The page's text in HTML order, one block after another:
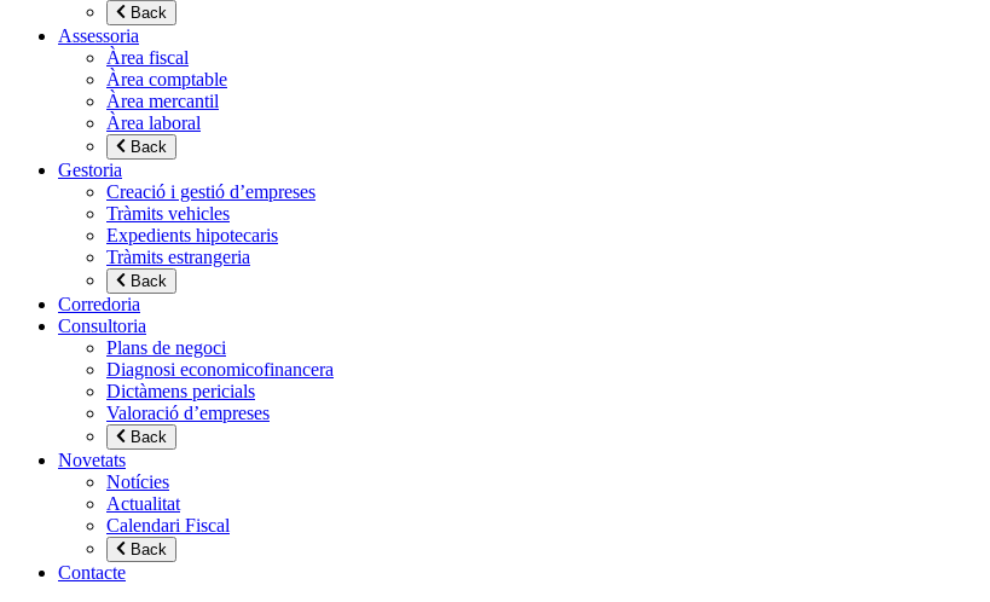
Back
Assessoria
Àrea fiscal
Àrea comptable
Àrea mercantil
Àrea laboral
Back
Gestoria
Creació i gestió d’empreses
Tràmits vehicles
Expedients hipotecaris
Tràmits estrangeria
Back
Corredoria
Consultoria
Plans de negoci
Diagnosi economicofinancera
Dictàmens pericials
Valoració d’empreses
Back
Novetats
Notícies
Actualitat
Calendari Fiscal
Back
Contacte